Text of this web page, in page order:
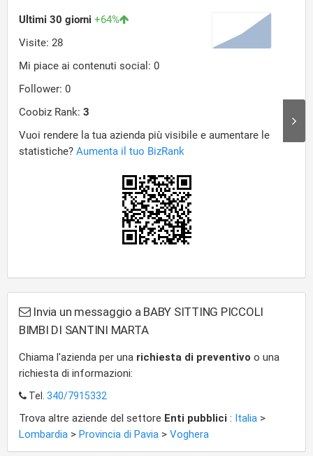
Invia un messaggio a BABY SITTING PICCOLI
BIMBI DI SANTINI MARTA
Chiama l'azienda per una richiesta di preventivo o una
richiesta di informazioni:
Tel. 340/7915332
Trova altre aziende del settore Enti pubblici : Italia >
Lombardia > Provincia di Pavia > Voghera